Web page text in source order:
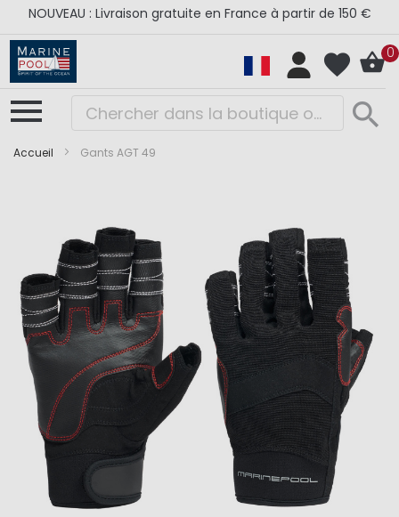
NOUVEAU : Livraison gratuite en France à partir de 150 €
0
Accueil Gants AGT 49
end
of
the
images
gallery
beginning
of
the
images
gallery